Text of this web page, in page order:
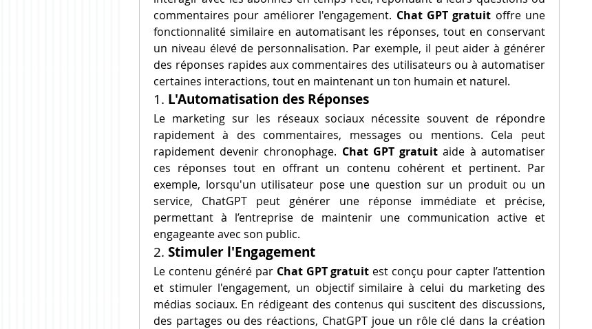
commentaires pour améliorer l'engagement. Chat GPT gratuit offre une
fonctionnalité similaire en automatisant les réponses, tout en conservant
un niveau élevé de personnalisation. Par exemple, il peut aider à générer
des réponses rapides aux commentaires des utilisateurs ou à automatiser
certaines interactions, tout en maintenant un ton humain et naturel.
1. L'Automatisation des Réponses
Le marketing sur les réseaux sociaux nécessite souvent de répondre
rapidement à des commentaires, messages ou mentions. Cela peut
rapidement devenir chronophage. Chat GPT gratuit aide à automatiser
ces réponses tout en offrant un contenu cohérent et pertinent. Par
exemple, lorsqu'un utilisateur pose une question sur un produit ou un
service, ChatGPT peut générer une réponse immédiate et précise,
permettant à l’entreprise de maintenir une communication active et
engageante avec son public.
2. Stimuler l'Engagement
Le contenu généré par Chat GPT gratuit est conçu pour capter l’attention
et stimuler l'engagement, un objectif similaire à celui du marketing des
médias sociaux. En rédigeant des contenus qui suscitent des discussions,
des partages ou des réactions, ChatGPT joue un rôle clé dans la création